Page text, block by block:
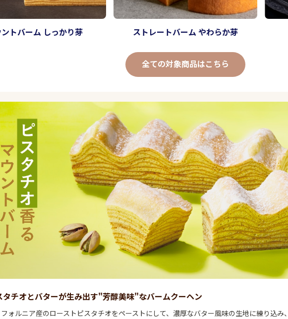
トバーム しっかり芽 ストレートバーム やわらか芽
全ての対象商品はこちら
タチオとバターが生み出す"芳醇美味"なバームクーヘン
ォルニア産のローストピスタチオをペーストにして、濃厚なバター風味の生地に練り込